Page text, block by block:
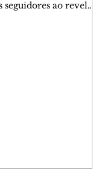
ao revelar